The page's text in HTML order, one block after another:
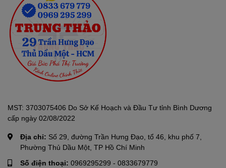
MST: 3703075406 Do Sở Kế Hoạch và Đầu Tư tỉnh Bình Dương
cấp ngày 02/08/2022
Địa chỉ: Số 29, đường Trần Hưng Đạo, tổ 46, khu phố 7,
Phường Thủ Dầu Một, TP Hồ Chí Minh
Số điện thoại: 0969295299 - 0833679779